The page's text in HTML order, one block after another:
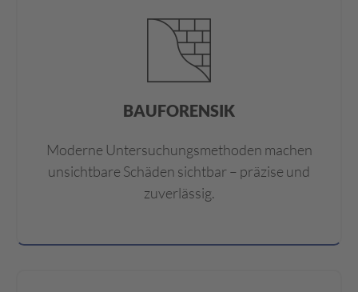
BAUFORENSIK
Moderne Untersuchungsmethoden machen
unsichtbare Schäden sichtbar – präzise und
zuverlässig.